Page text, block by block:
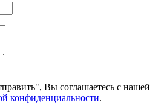
Вы соглашаетесь с нашей
конфиденциальности.